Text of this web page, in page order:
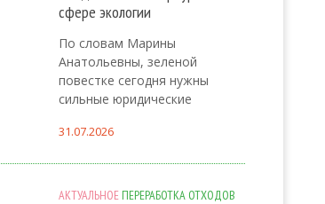
сфере экологии
По словам Марины
Анатольевны, зеленой
повестке сегодня нужны
сильные юридические
31.07.2026
АКТУАЛЬНОЕ ПЕРЕРАБОТКА ОТХОДОВ